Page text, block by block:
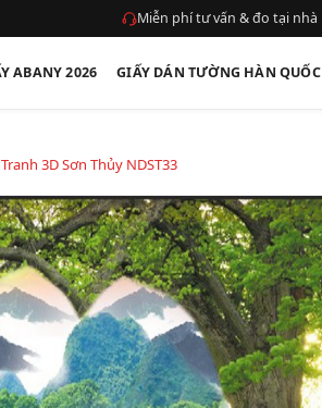
Miễn phí tư vấn & đo tại nhà
ABANY 2026 GIẤY DÁN TƯỜNG HÀN QUỐC
Tranh 3D Sơn Thủy NDST33